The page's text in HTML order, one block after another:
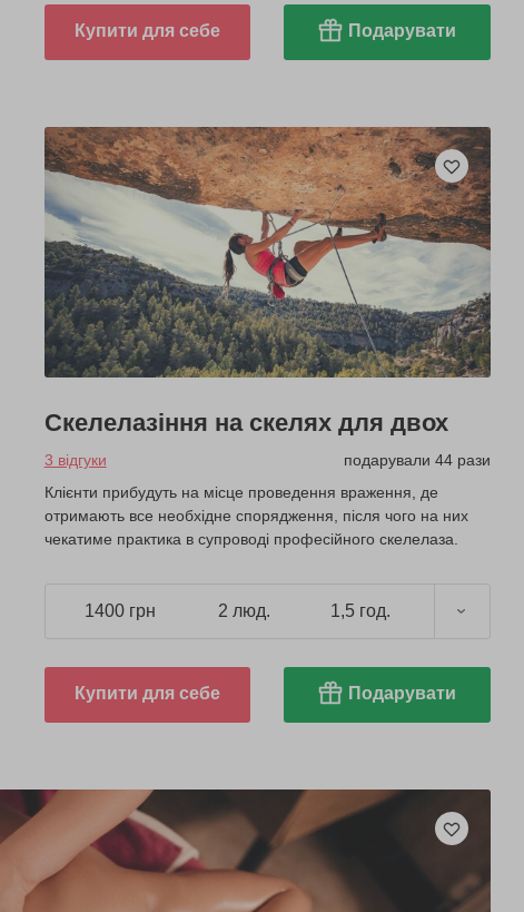
Купити для себе Подарувати
Скелелазіння на скелях для двох
3 відгуки
подарували 44 рази
Клієнти прибудуть на місце проведення враження, де
отримають все необхідне спорядження, після чого на них
чекатиме практика в супроводі професійного скелелаза.
1400 грн 2 люд. 1,5 год.
Купити для себе Подарувати